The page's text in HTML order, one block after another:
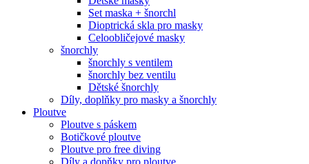
Set maska + šnorchl
Dioptrická skla pro masky
Celoobličejové masky
šnorchly
šnorchly s ventilem
šnorchly bez ventilu
Dětské šnorchly
Díly, doplňky pro masky a šnorchly
Ploutve
Ploutve s páskem
Botičkové ploutve
Ploutve pro free diving
Díly a dopňky pro ploutve